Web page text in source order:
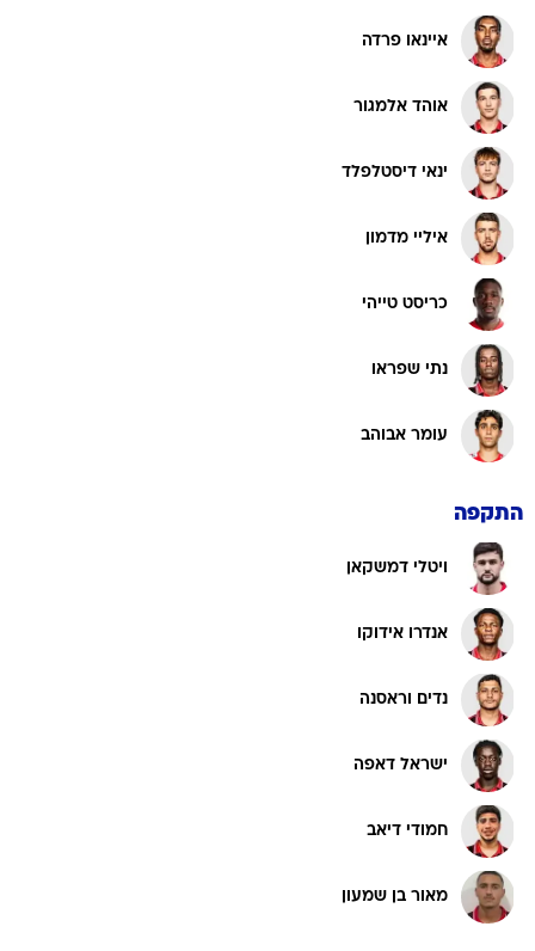
איינאו פרדה
אוהד אלמגור
ינאי דיסטלפלד
איליי מדמון
כריסט טייהי
נתי שפראו
עומר אבוהב
התקפה
ויטלי דמשקאן
אנדרו אידוקו
נדים וראסנה
ישראל דאפה
חמודי דיאב
מאור בן שמעון